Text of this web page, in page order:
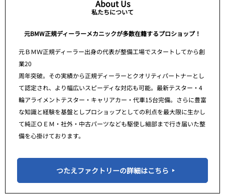
About Us
私たちについて
元BMW正規ディーラーメカニックが多数在籍するプロショップ！
元ＢＭＷ正規ディーラー出身の代表が整備工場でスタートしてから創
業20
周年突破。その実績から正規ディーラーとクオリティパートナーとし
て認定され、より幅広いスピーディな対応も可能。最新テスター・4
輪アライメントテスター・キャリアカー・代車15台完備。さらに豊富
な知識と経験を基盤としプロショップとしての利点を最大限に生かし
て純正ＯＥＭ・社外・中古パーツなども駆使し細部まで行き届いた整
備を心掛けております。
つたえファクトリーの詳細はこちら